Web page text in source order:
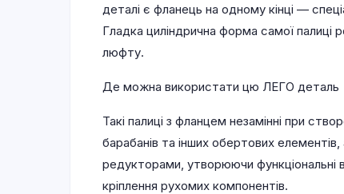
деталі є фланець на одному кінці —
Гладка циліндрична форма самої палиці
люфту.
Де можна використати цю ЛЕГО деталь
Такі палиці з фланцем незамінні при
барабанів та інших обертових
редукторами, утворюючи функціональні
кріплення рухомих компонентів.